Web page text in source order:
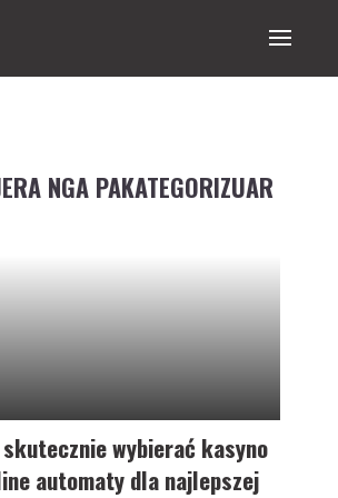
NGA PAKATEGORIZUAR
wybierać kasyno
automaty dla najlepszej